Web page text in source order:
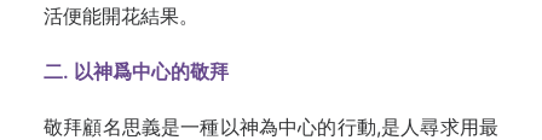
活便能開花結果。
二. 以神爲中心的敬拜
敬拜顧名思義是一種以神為中心的行動,是人尋求用最